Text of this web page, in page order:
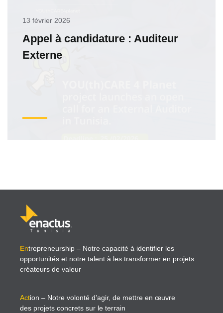
13 février 2026
Appel à candidature : Auditeur
Externe
Entrepreneurship – Notre capacité à identifier les
opportunités et notre talent à les transformer en projets
créateurs de valeur
Action – Notre volonté d’agir, de mettre en œuvre
des projets concrets sur le terrain